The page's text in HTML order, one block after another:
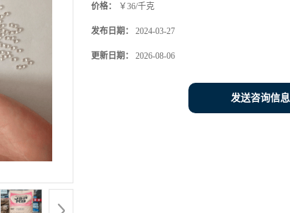
价格： ￥36/千克
发布日期： 2024-03-27
更新日期： 2026-08-06
发送咨询信息